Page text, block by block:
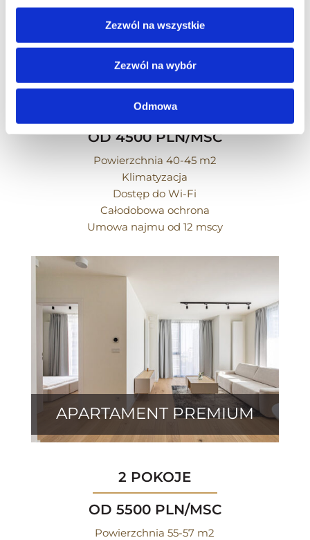
Zezwól na wszystkie
Zezwól na wybór
Odmowa
APARTAMENT KOMFORT
2 POKOJE
OD 4500 PLN/MSC
Powierzchnia 40-45 m2
Klimatyzacja
Dostęp do Wi-Fi
Całodobowa ochrona
Umowa najmu od 12 mscy
APARTAMENT PREMIUM
2 POKOJE
OD 5500 PLN/MSC
Powierzchnia 55-57 m2